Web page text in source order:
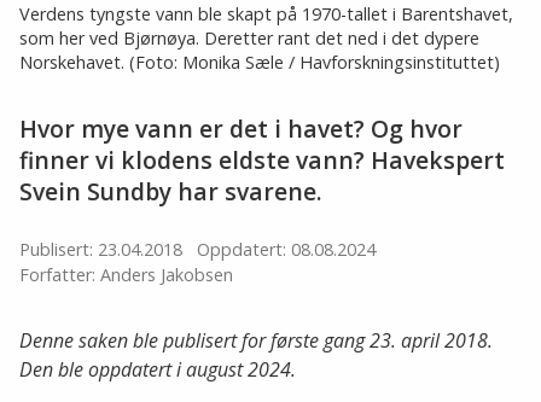
Verdens tyngste vann ble skapt på 1970-tallet i Barentshavet,
som her ved Bjørnøya. Deretter rant det ned i det dypere
Norskehavet. (Foto: Monika Sæle / Havforskningsinstituttet)
Hvor mye vann er det i havet? Og hvor
finner vi klodens eldste vann? Havekspert
Svein Sundby har svarene.
Publisert: 23.04.2018
Oppdatert: 08.08.2024
Forfatter: Anders Jakobsen
Denne saken ble publisert for første gang 23. april 2018.
Den ble oppdatert i august 2024.